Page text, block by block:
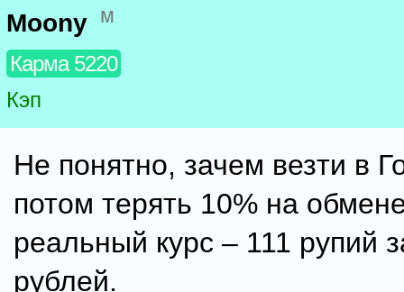
Moony м
Карма 5220
Кэп
Не понятно, зачем везти в
потом терять 10% на
реальный курс – 111 рупий
рублей.